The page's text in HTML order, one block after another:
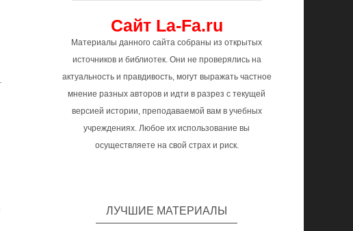
Сайт La-Fa.ru
Материалы данного сайта собраны из открытых
источников и библиотек. Они не проверялись на
актуальность и правдивость, могут выражать частное
мнение разных авторов и идти в разрез с текущей
версией истории, преподаваемой вам в учебных
учреждениях. Любое их использование вы
осуществляете на свой страх и риск.
ЛУЧШИЕ МАТЕРИАЛЫ